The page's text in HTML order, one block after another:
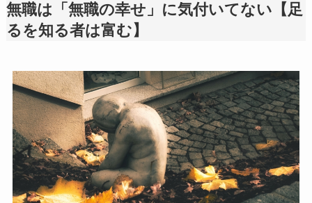
無職は「無職の幸せ」に気付いてない【足
るを知る者は富む】